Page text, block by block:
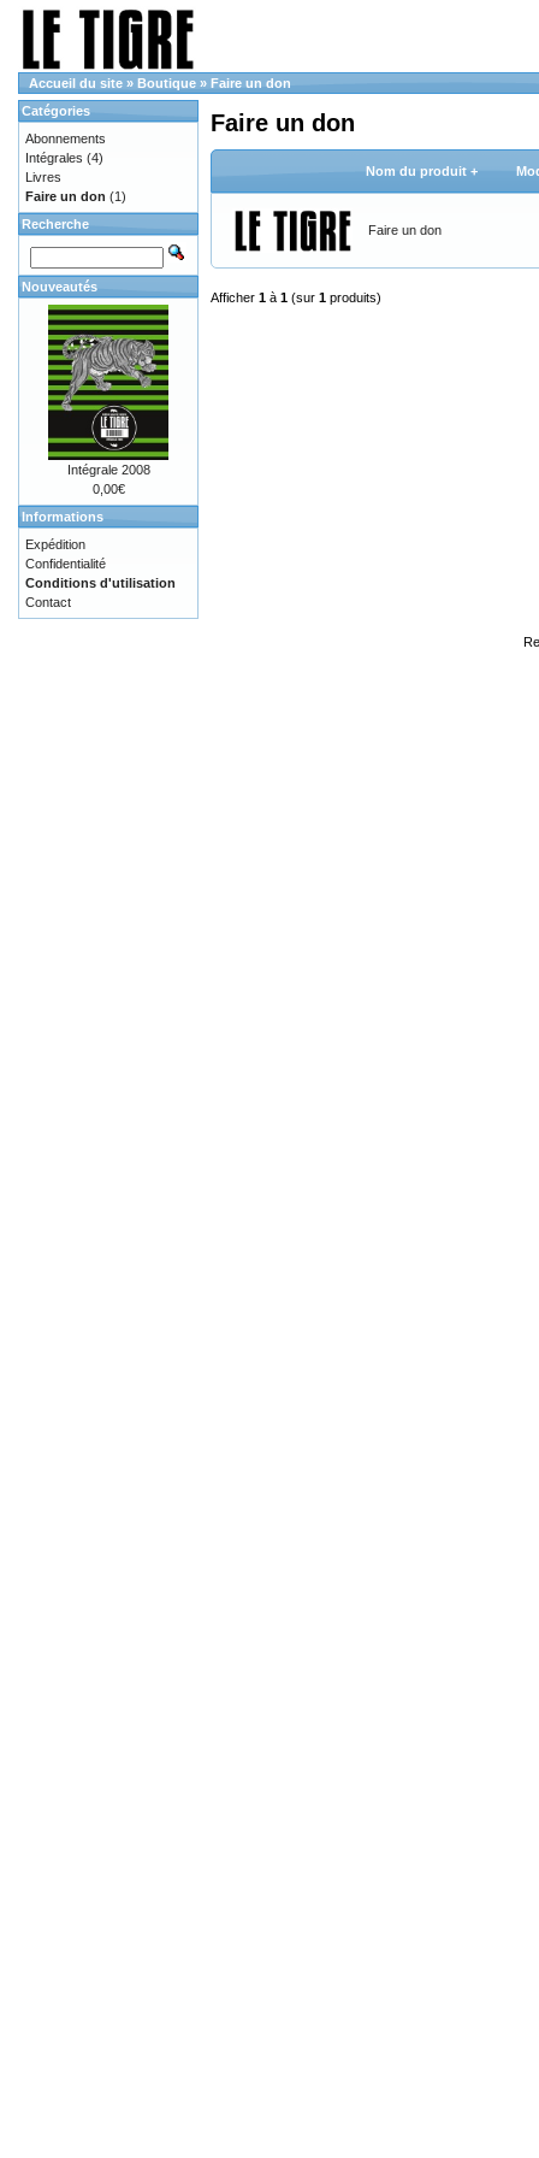
Accueil du site » Boutique » Faire un don
Faire un don
Nom du produit +
Faire un don
Afficher 1 à 1 (sur 1 produits)
Catégories
Abonnements
Intégrales (4)
Livres
Faire un don (1)
Recherche
Nouveautés
Intégrale 2008
0,00€
Informations
Expédition
Confidentialité
Conditions d'utilisation
Contact